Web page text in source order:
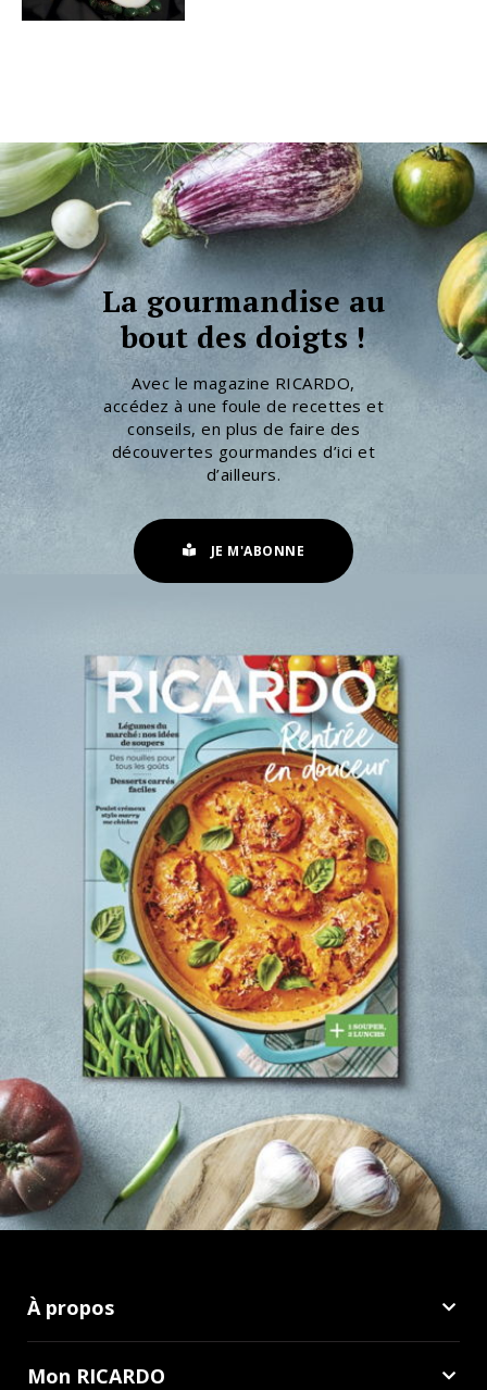
La gourmandise au
bout des doigts !
Avec le magazine RICARDO,
accédez à une foule de recettes et
conseils, en plus de faire des
découvertes gourmandes d’ici et
d’ailleurs.
JE M'ABONNE
À propos
Mon RICARDO